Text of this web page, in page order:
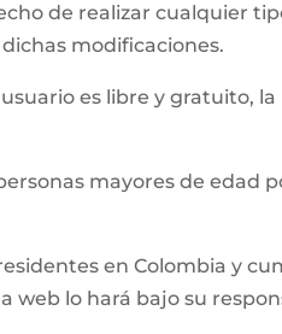
de realizar cualquier
modificaciones.
es libre y gratuito,
mayores de edad
en Colombia y
web lo hará bajo su